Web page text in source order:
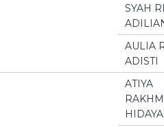
SYAH
AULIA
ADISTI
ATIYA